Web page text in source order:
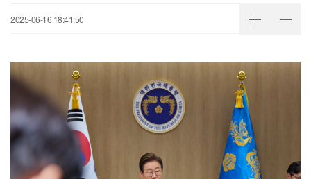
2025-06-16 18:41:50